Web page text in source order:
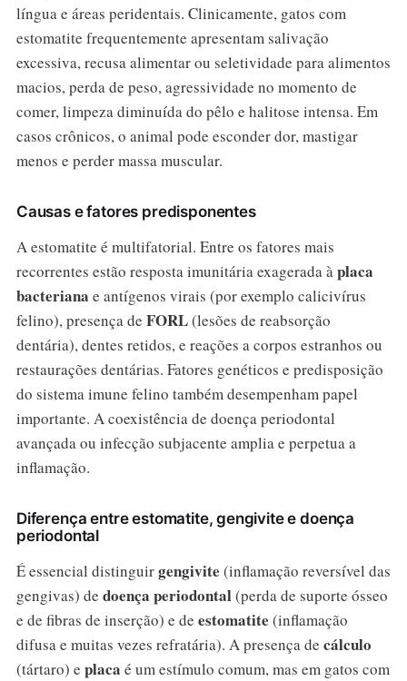
língua e áreas peridentais. Clinicamente, gatos com
estomatite frequentemente apresentam salivação
excessiva, recusa alimentar ou seletividade para alimentos
macios, perda de peso, agressividade no momento de
comer, limpeza diminuída do pêlo e halitose intensa. Em
casos crônicos, o animal pode esconder dor, mastigar
menos e perder massa muscular.
Causas e fatores predisponentes
A estomatite é multifatorial. Entre os fatores mais
recorrentes estão resposta imunitária exagerada à placa
bacteriana e antígenos virais (por exemplo calicivírus
felino), presença de FORL(lesões de reabsorção
dentária), dentes retidos, e reações a corpos estranhos ou
restaurações dentárias. Fatores genéticos e predisposição
do sistema imune felino também desempenham papel
importante. A coexistência de doença periodontal
avançada ou infecção subjacente amplia e perpetua a
inflamação.
Diferença entre estomatite, gengivite e doença
periodontal
É essencial distinguirgengivite (inflamação reversível das
gengivas) de doença periodontal(perda de suporte ósseo
e de fibras de inserção) e de estomatite (inflamação
difusa e muitas vezes refratária). A presença de cálculo
(tártaro) e placa é um estímulo comum, mas em gatos com